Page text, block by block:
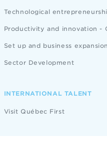
Technological
Productivity and innovation -
Set up and business expansion
Sector Development
INTERNATIONAL TALENT
Visit Québec First